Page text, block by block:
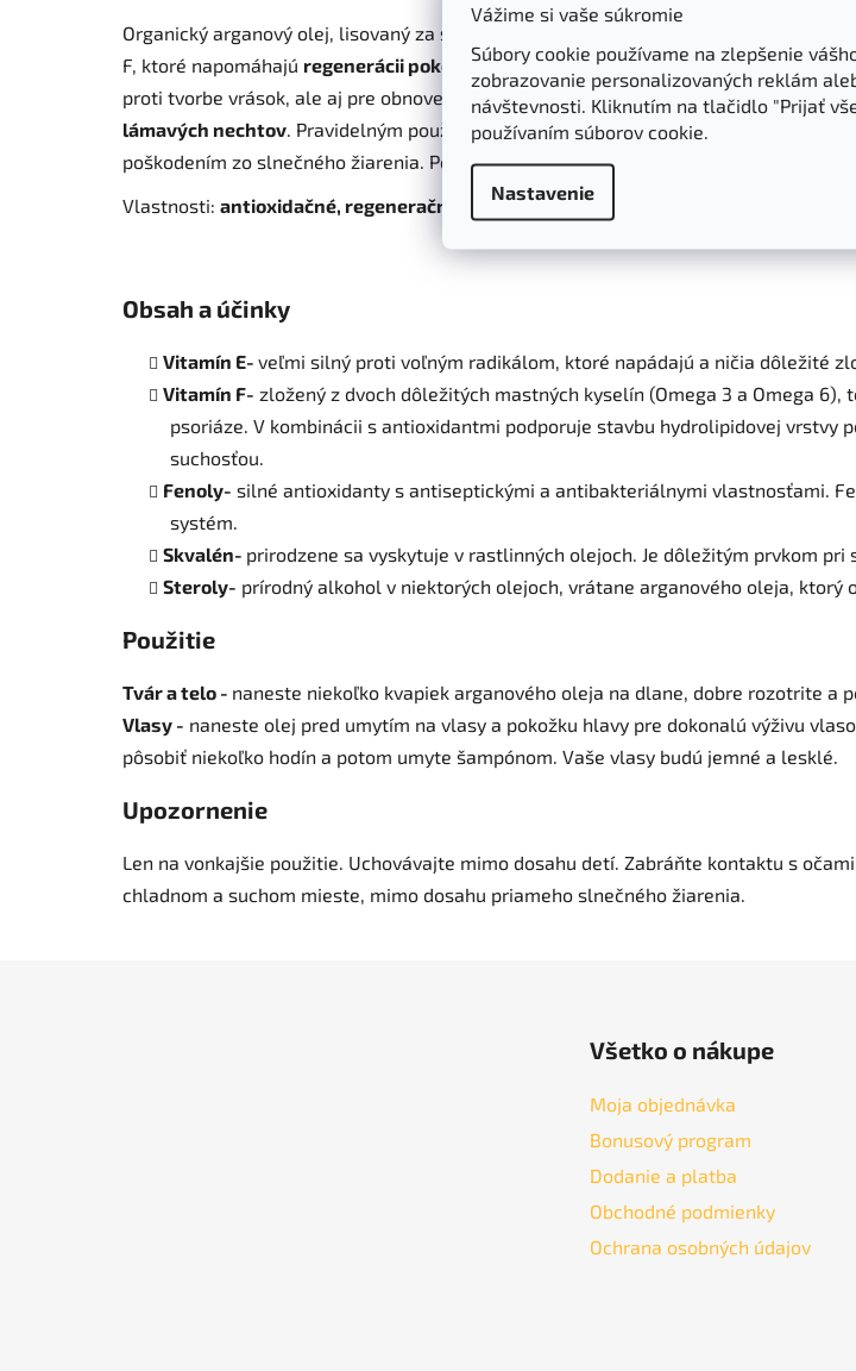
Vážime si vaše súkromie
Súbory cookie používame na zlepšenie
zobrazovanie personalizovaných reklám
návštevnosti. Kliknutím na tlačidlo "Prijať
používaním súborov cookie.
Nastavenie
Organický arganový olej, lisovaný za studena, sa oprávnene nazýva „tekuté zlato
F, ktoré napomáhajú regenerácii pokožky, upokojuje zápaly a bojuje proti voľným
proti tvorbe vrások, ale aj pre obnovenie zdravého vzhľadu vlasov.
Arganový olej
lámavých nechtov. Pravidelným používanímposilňuje vlasy , dodáva im lesk a
poškodením zo slnečného žiarenia. Pomáha zabraňovať tvorbe kožného mazu a
Vlastnosti: antioxidačné, regeneračné, hydratačné, zvlhčujúce.
Obsah a účinky
Vitamín E- veľmi silný proti voľným radikálom, ktoré napádajú a ničia dôležité
Vitamín F- zložený z dvoch dôležitých mastných kyselín (Omega 3 a Omega
psoriáze. V kombinácii s antioxidantmi podporuje stavbu hydrolipidovej vrstvy
suchosťou.
Fenoly- silné antioxidanty s antiseptickými a antibakteriálnymi vlastnosťami.
systém.
Skvalén- prirodzene sa vyskytuje v rastlinných olejoch. Je dôležitým prvkom
Steroly- prírodný alkohol v niektorých olejoch, vrátane arganového oleja, ktorý
Použitie
Tvár a telo - naneste niekoľko kvapiek arganového oleja na dlane, dobre rozotrite a
Vlasy - naneste olej pred umytím na vlasy a pokožku hlavy pre dokonalú výživu
pôsobiť niekoľko hodín a potom umyte šampónom. Vaše vlasy budú jemné a lesklé.
Upozornenie
Len na vonkajšie použitie. Uchovávajte mimo dosahu detí. Zabráňte kontaktu s
chladnom a suchom mieste, mimo dosahu priameho slnečného žiarenia.
Všetko o nákupe
Moja objednávka
Bonusový program
Dodanie a platba
Obchodné podmienky
Ochrana osobných údajov